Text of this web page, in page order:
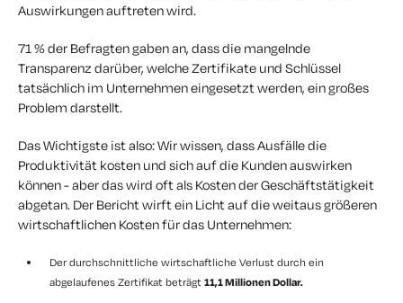
Auswirkungen auftreten wird.
71 % der Befragten gaben an, dass die mangelnde
Transparenz darüber, welche Zertifikate und Schlüssel
tatsächlich im Unternehmen eingesetzt werden, ein großes
Problem darstellt.
Das Wichtigste ist also: Wir wissen, dass Ausfälle die
Produktivität kosten und sich auf die Kunden auswirken
können - aber das wird oft als Kosten der Geschäftstätigkeit
abgetan. Der Bericht wirft ein Licht auf die weitaus größeren
wirtschaftlichen Kosten für das Unternehmen:
Der durchschnittliche wirtschaftliche Verlust durch ein
abgelaufenes Zertifikat beträgt 11,1 Millionen Dollar.